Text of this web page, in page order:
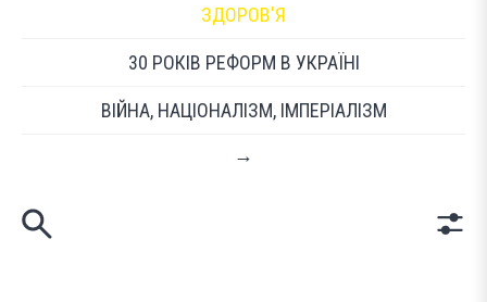
ЗДОРОВ'Я
30 РОКІВ РЕФОРМ В УКРАЇНІ
ВІЙНА, НАЦІОНАЛІЗМ, ІМПЕРІАЛІЗМ
→